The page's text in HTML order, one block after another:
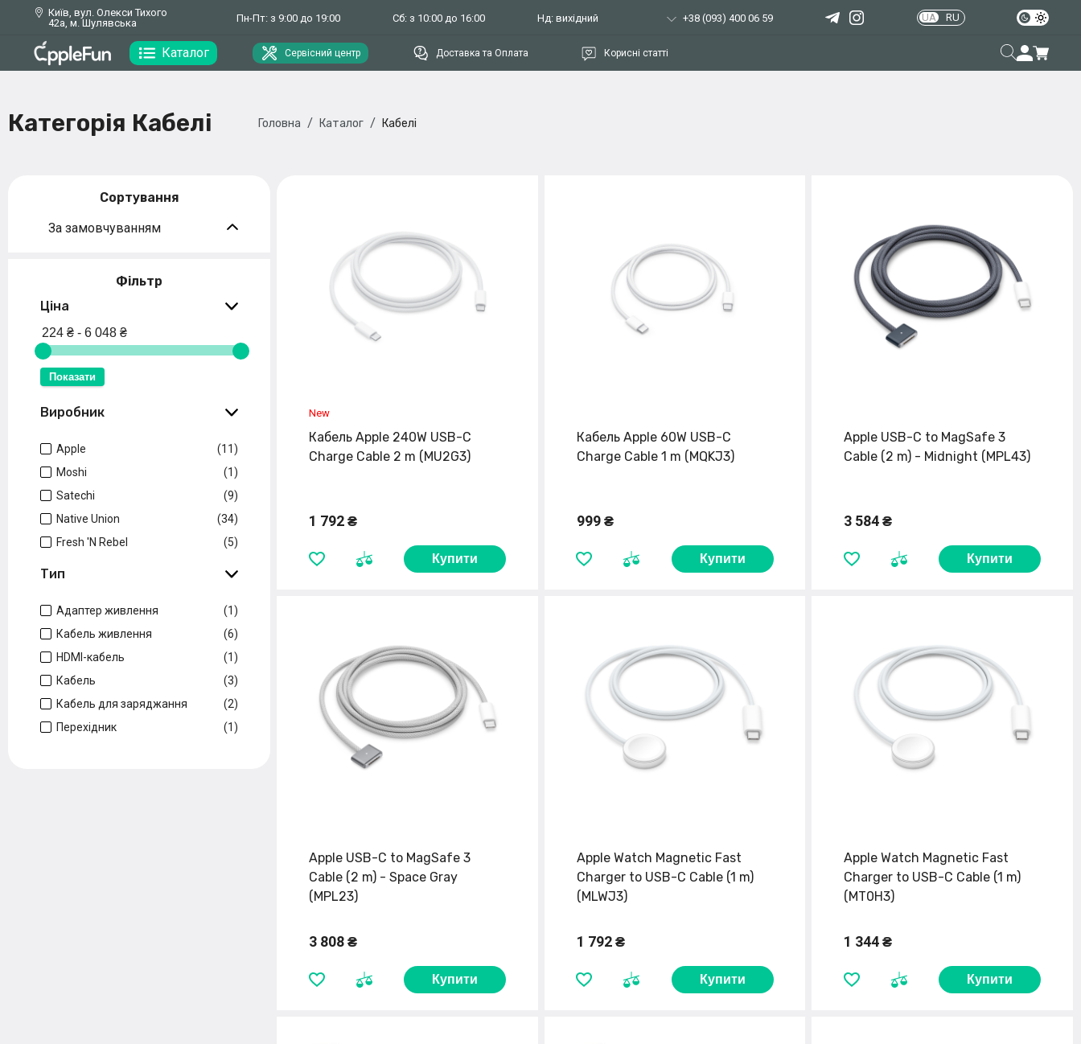
Київ, вул. Олекси Тихого
42а, м. Шулявська
Пн-Пт: з 9:00 до 19:00 Сб: з 10:00 до 16:00 Нд: вихідний +38 (093) 400 06 59 UA RU
Каталог Сервісний центр Доставка та Оплата Корисні статті
Категорія Кабелі Головна Каталог Кабелі
Сортування
За замовчуванням
Фільтр
Ціна
Показати
Виробник
Apple
(11)
Moshi
(1)
Satechi
(9)
Native Union
(34)
Fresh 'N Rebel
(5)
Тип
Адаптер живлення
(1)
Кабель живлення
(6)
HDMI-кабель
(1)
Кабель
(3)
Кабель для заряджання
(2)
Перехідник
(1)
Кабель Apple 240W USB-C
Charge Cable 2 m (MU2G3)
1 792 ₴
Купити
Кабель Apple 60W USB-C
Charge Cable 1 m (MQKJ3)
999 ₴
Купити
Apple USB-C to MagSafe 3
Cable (2 m) - Midnight (MPL43)
3 584 ₴
Купити
Apple USB-C to MagSafe 3
Cable (2 m) - Space Gray
(MPL23)
3 808 ₴
Купити
Apple Watch Magnetic Fast
Charger to USB-C Cable (1 m)
(MLWJ3)
1 792 ₴
Купити
Apple Watch Magnetic Fast
Charger to USB-C Cable (1 m)
(MT0H3)
1 344 ₴
Купити